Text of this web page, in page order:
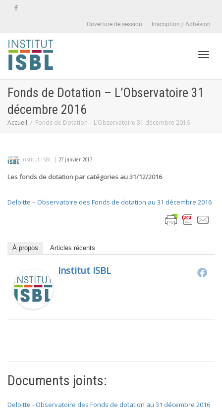
Ouverture de session Inscription / Adhésion
Fonds de Dotation – L’Observatoire 31
décembre 2016
Accueil Fonds de Dotation – L’Observatoire 31 décembre 2016
Institut ISBL | 27 janvier 2017
Les fonds de dotation par catégories au 31/12/2016
Deloitte – Observatoire des Fonds de dotation au 31 décembre 2016
À propos Articles récents
Institut ISBL
Documents joints:
Deloitte - Observatoire des Fonds de dotation au 31 décembre 2016